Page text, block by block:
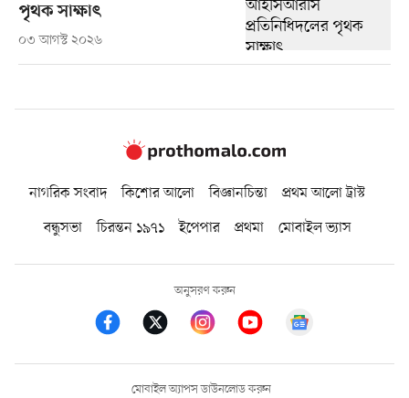
পৃথক সাক্ষাৎ
০৩ আগস্ট ২০২৬
নাগরিক সংবাদ কিশোর আলো বিজ্ঞানচিন্তা
প্রথম আলো ট্রাস্ট
বন্ধুসভা
চিরন্তন ১৯৭১ ইপেপার প্রথমা মোবাইল ভ্যাস
অনুসরণ করুন
মোবাইল অ্যাপস ডাউনলোড করুন